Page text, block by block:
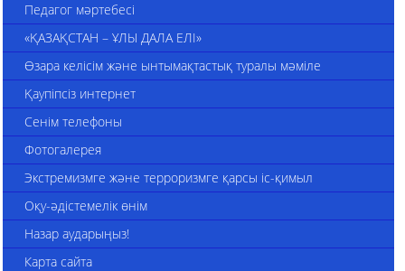
Педагог мәртебесі
«ҚАЗАҚСТАН – ҰЛЫ ДАЛА ЕЛІ»
Өзара келісім және ынтымақтастық туралы мәміле
Қаупіпсіз интернет
Сенім телефоны
Фотогалерея
Экстремизмге және терроризмге қарсы іс-қимыл
Оқу-әдістемелік өнім
Назар аударыңыз!
Карта сайта